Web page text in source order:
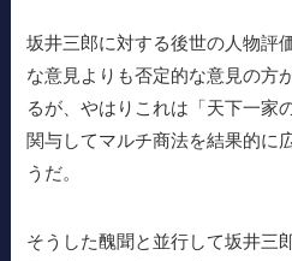
坂井三郎に対する後世の人物評
な意見よりも否定的な意見の方
るが、やはりこれは「天下一家
関与してマルチ商法を結果的に
うだ。
そうした醜聞と並行して坂井三